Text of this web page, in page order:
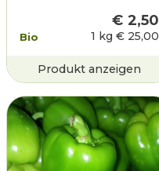
Bio
€ 2,50
1 kg € 25,00
Produkt anzeigen